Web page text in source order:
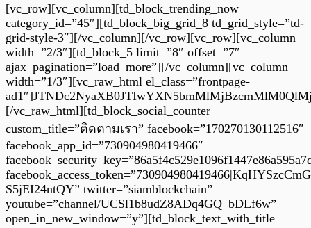
[vc_row][vc_column][td_block_trending_now
category_id=”45″][td_block_big_grid_8 td_grid_style=”td-
grid-style-3″][/vc_column][/vc_row][vc_row][vc_column
width=”2/3″][td_block_5 limit=”8″ offset=”7″
ajax_pagination=”load_more”][/vc_column][vc_column
width=”1/3″][vc_raw_html el_class=”frontpage-
[/vc_raw_html][td_block_social_counter
custom_title=”ติดตามเรา” facebook=”170270130112516″
facebook_app_id=”730904980419466″
S5jEI24ntQY” twitter=”siamblockchain”
youtube=”channel/UCSl1b8udZ8ADq4GQ_bDLf6w”
open_in_new_window=”y”][td_block_text_with_title